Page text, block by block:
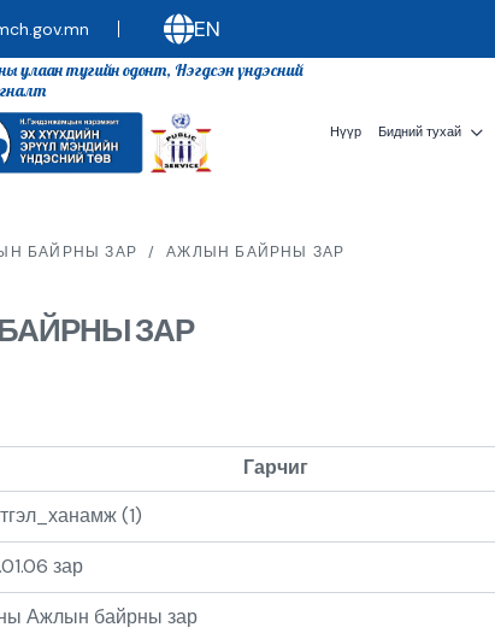
EN
улаан тугийн одонт, Нэгдсэн үндэсний
Нүүр Бидний тухай
БАЙРНЫ ЗАР / АЖЛЫН БАЙРНЫ ЗАР
ЗАР
Гарчиг
(1)
зар
Ажлын байрны зар